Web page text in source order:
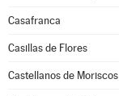
Casafranca
Casillas de Flores
Castellanos de Moriscos